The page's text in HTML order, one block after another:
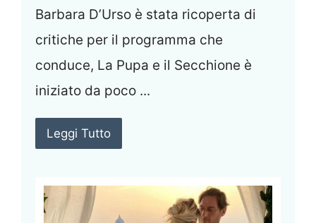
Barbara D’Urso è stata ricoperta di
critiche per il programma che
conduce, La Pupa e il Secchione è
iniziato da poco ...
Leggi Tutto